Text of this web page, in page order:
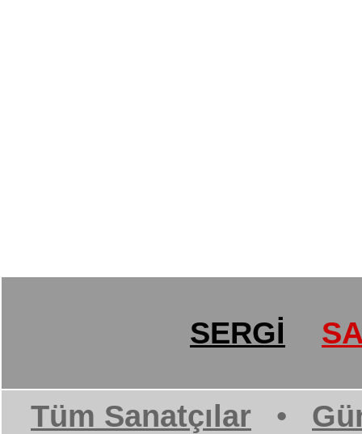
SERGİ
Tüm Sanatçılar •